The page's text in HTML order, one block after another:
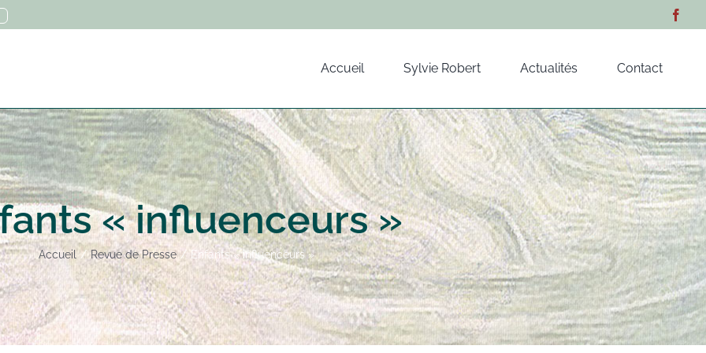
Accueil Sylvie Robert Actualités Contact
« influenceurs »
Accueil Revue de Presse Enfants « influenceurs »